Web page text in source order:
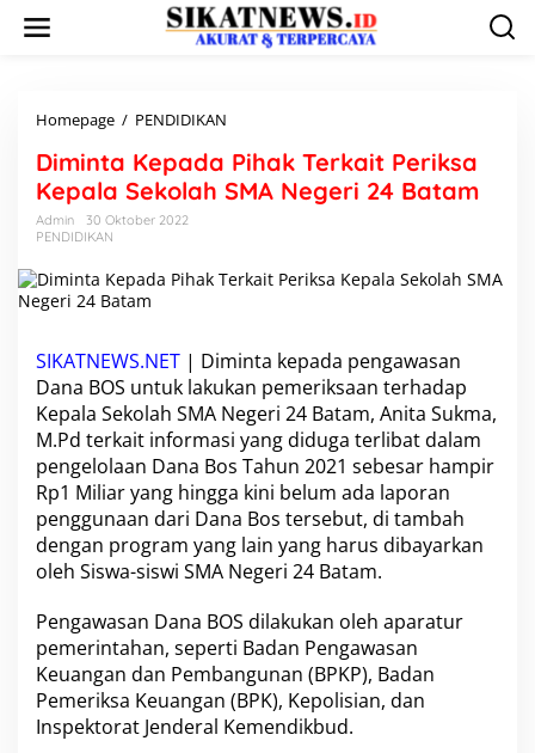
Homepage / PENDIDIKAN
m
i
n
K
e
d
a
P
i
h
a
k
T
e
r
k
i
t
P
e
r
i
Diminta Kepada Pihak Terkait Periksa
Kepala Sekolah SMA Negeri 24 Batam
Admin
30 Oktober 2022
PENDIDIKAN
SIKATNEWS.NET | Diminta kepada pengawasan
Dana BOS untuk lakukan pemeriksaan terhadap
Kepala Sekolah SMA Negeri 24 Batam, Anita Sukma,
M.Pd terkait informasi yang diduga terlibat dalam
pengelolaan Dana Bos Tahun 2021 sebesar hampir
Rp1 Miliar yang hingga kini belum ada laporan
penggunaan dari Dana Bos tersebut, di tambah
dengan program yang lain yang harus dibayarkan
oleh Siswa-siswi SMA Negeri 24 Batam.
Pengawasan Dana BOS dilakukan oleh aparatur
pemerintahan, seperti Badan Pengawasan
Keuangan dan Pembangunan (BPKP), Badan
Pemeriksa Keuangan (BPK), Kepolisian, dan
Inspektorat Jenderal Kemendikbud.